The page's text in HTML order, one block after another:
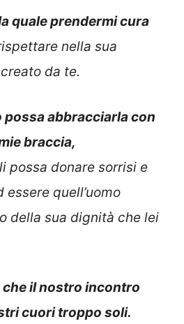
quale prendermi cura
nella sua
da te.
possa abbracciarla con
braccia,
possa donare sorrisi e
quell’uomo
della sua dignità che lei
il nostro incontro
cuori troppo soli.